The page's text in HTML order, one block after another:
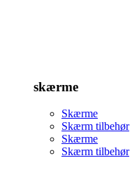
skærme
Skærme
Skærm tilbehør
Skærme
Skærm tilbehør